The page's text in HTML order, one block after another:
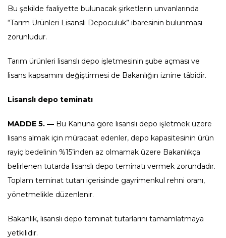
Bu şekilde faaliyette bulunacak şirketlerin unvanlarında
“Tarım Ürünleri Lisanslı Depoculuk” ibaresinin bulunması
zorunludur.
Tarım ürünleri lisanslı depo işletmesinin şube açması ve
lisans kapsamını değiştirmesi de Bakanlığın iznine tâbidir.
Lisanslı depo teminatı
MADDE 5. — Bu Kanuna göre lisanslı depo işletmek üzere
lisans almak için müracaat edenler, depo kapasitesinin ürün
rayiç bedelinin %15’inden az olmamak üzere Bakanlıkça
belirlenen tutarda lisanslı depo teminatı vermek zorundadır.
Toplam teminat tutarı içerisinde gayrimenkul rehni oranı,
yönetmelikle düzenlenir.
Bakanlık, lisanslı depo teminat tutarlarını tamamlatmaya
yetkilidir.